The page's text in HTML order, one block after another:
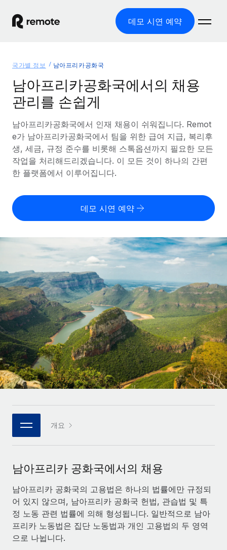
데모 시연 예약
글로벌 고용
글로벌 급여
규정을 준수하며 급여 지급을 손쉽게 처리
기록상 고용주(EOR)
법인 설립 비용 없이 전 세계로 사업을 확장
PEO
복잡한 고용 업무를 아웃소싱
인프라
Remote 통합
HR을 워크플로에 매끄럽게 통합
플랫폼
팀을 위한 통합된 핵심 HR 기능
연결 새로운
통합
핵심 비즈니스 도구로 프로세스를 간소화
전문가 상담
글로벌 인사 및 규정 준수 업무 처리에 전문가 지원 제공
신원 조사
채용 후보자 심사 프로세스 간소화
솔루션
글로벌 서비스 제공
국가별 정보
국가별 글로벌 채용 지원 알아보기
미국 주별 정보
Remote와 다른 솔루션 비교
다른 업체들과 비교해보기
성장 단계
스타트업
성장하는 기업을 위한 민첩한 글로벌 HR 및 급여 솔루션
중견기업
맞춤형 HR 솔루션으로 팀 확장
엔터프라이즈
대기업을 위한 글로벌 HR
REMOTE 파트너 되기
플랫폼에 글로벌 HR을 유연하게 통합
Remote와의 파트너십 기회 탐색
Remote Build 곧 제공 예정
사례 연구
리소스
도구 및 계산기
오분류 리스크 평가 도구
국가별 총 인건비 계산
글로벌 계약직을 위한 통화 옵션과 지급 소요 시간 확인
REMOTE와 함께 배우기
리서치 및 가이드
사례 연구
HR 용어집
체크리스트 및 템플릿
직무 설명 라이브러리
이벤트
급여 및 인재 인사이트
지원받기
모든 리소스 보기
요금
한국어
English
Nederlands
Français
Deutsch
Español
Italiano
Português (Portugal)
한국어
로그인
국가별 정보 남아프리카공화국
남아프리카공화국에서의 채용
관리를 손쉽게
남아프리카공화국에서 인재 채용이 쉬워집니다. Remot
e가 남아프리카공화국에서 팀을 위한 급여 지급, 복리후
생, 세금, 규정 준수를 비롯해 스톡옵션까지 필요한 모든
작업을 처리해드리겠습니다. 이 모든 것이 하나의 간편
한 플랫폼에서 이루어집니다.
데모 시연 예약
개요
남아프리카 공화국에서의 채용
남아프리카 공화국의 고용법은 하나의 법률에만 규정되
어 있지 않으며, 남아프리카 공화국 헌법, 관습법 및 특
정 노동 관련 법률에 의해 형성됩니다. 일반적으로 남아
프리카 노동법은 집단 노동법과 개인 고용법의 두 영역
으로 나뉩니다.